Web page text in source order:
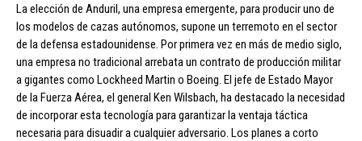
La elección de Anduril, una empresa emergente, para producir uno de
los modelos de cazas autónomos, supone un terremoto en el sector
de la defensa estadounidense. Por primera vez en más de medio siglo,
una empresa no tradicional arrebata un contrato de producción militar
a gigantes como Lockheed Martin o Boeing. El jefe de Estado Mayor
de la Fuerza Aérea, el general Ken Wilsbach, ha destacado la necesidad
de incorporar esta tecnología para garantizar la ventaja táctica
necesaria para disuadir a cualquier adversario. Los planes a corto